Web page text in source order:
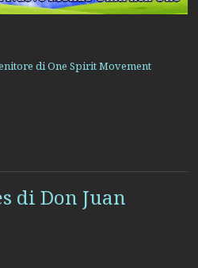
di One Spirit Movement
di Don Juan